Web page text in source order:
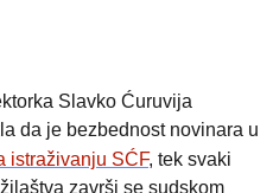
Slavko Ćuruvija
da je bezbednost novinara u
istraživanju SĆF, tek svaki
završi se sudskom